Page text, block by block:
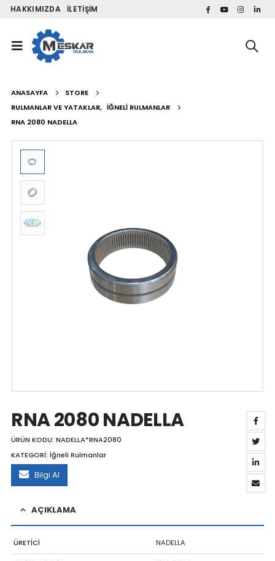
HAKKIMIZDA İLETIŞIM
ANASAYFA
STORE
RULMANLAR VE YATAKLAR, İĞNELI RULMANLAR
RNA 2080 NADELLA
RNA 2080 NADELLA
ÜRÜN KODU: NADELLA*RNA2080
KATEGORİ: İğneli Rulmanlar
Bilgi Al
AÇIKLAMA
ÜRETİCİ NADELLA